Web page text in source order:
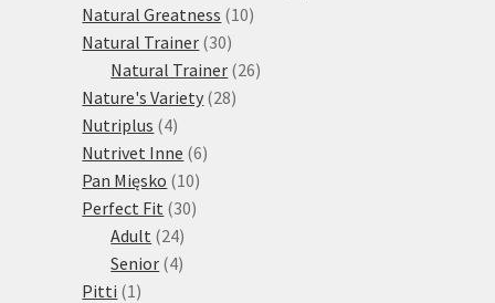
Natural Greatness 1010
Natural Trainer 3030
produktů
Natural Trainer 2626
Nature's Variety 2828
Nutriplus 44
produkty
Nutrivet Inne 66
Pan Mięsko 1010
produktů
Perfect Fit 3030
Adult 2424
produktů
Senior 44
Pitti 1 1